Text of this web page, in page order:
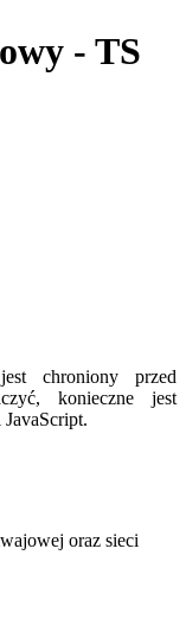
- TS
chroniony przed
konieczne jest
JavaScript.
oraz sieci